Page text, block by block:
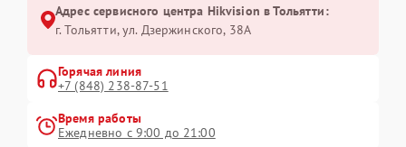
Адрес сервисного центра Hikvision в Тольятти:
г. Тольятти, ул. Дзержинского, 38А
Горячая линия
+7 (848) 238-87-51
Время работы
Ежедневно с 9:00 до 21:00